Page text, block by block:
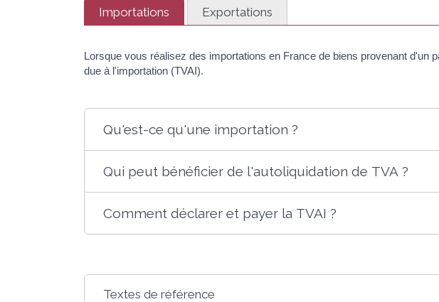
Importations Exportations
Lorsque vous réalisez des importations en France de biens provenant d'un
due à l'importation (TVAI).
Qu'est-ce qu'une importation ?
Qui peut bénéficier de l'autoliquidation de TVA ?
Comment déclarer et payer la TVAI ?
Textes de référence